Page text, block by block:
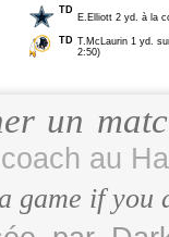
TD
E.Elliott 2 yd. à la
TD T.McLaurin 1 yd.
2:50)
un
au
game if